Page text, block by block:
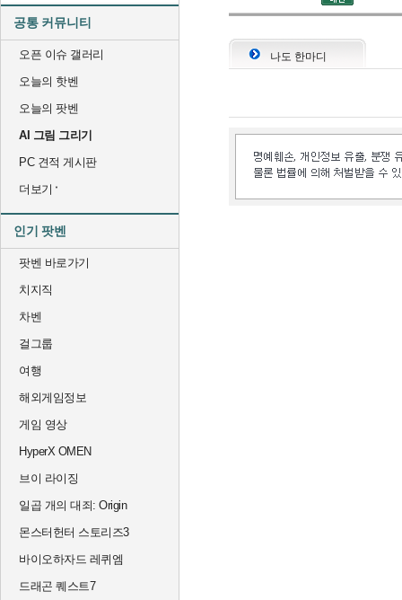
공통 커뮤니티
오픈 이슈 갤러리
오늘의 핫벤
오늘의 팟벤
AI 그림 그리기
PC 견적 게시판
더보기
인기 팟벤
팟벤 바로가기
치지직
차벤
걸그룹
여행
해외게임정보
게임 영상
HyperX OMEN
브이 라이징
일곱 개의 대죄: Origin
몬스터헌터 스토리즈3
바이오하자드 레퀴엠
드래곤 퀘스트7
나도 한마디